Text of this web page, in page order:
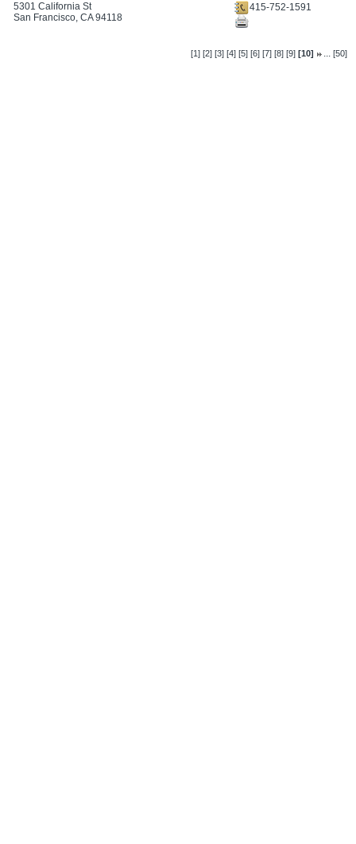
5301 California St
San Francisco, CA 94118
415-752-1591
[1] [2] [3] [4] [5] [6] [7] [8] [9] [10] ...[50]